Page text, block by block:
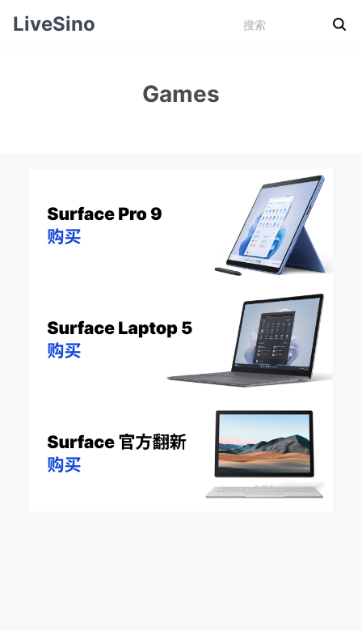
LiveSino
Games